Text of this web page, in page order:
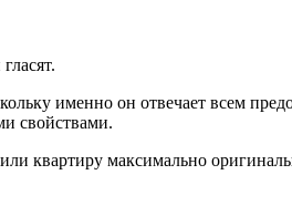
именно он отвечает всем
свойствами.
квартиру максимально